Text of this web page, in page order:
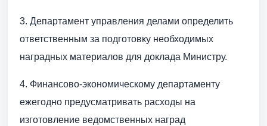
3. Департамент управления делами определить
ответственным за подготовку необходимых
наградных материалов для доклада Министру.
4. Финансово-экономическому департаменту
ежегодно предусматривать расходы на
изготовление ведомственных наград